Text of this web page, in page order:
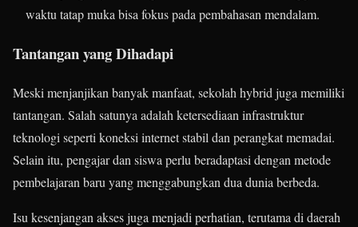
waktu tatap muka bisa fokus pada pembahasan mendalam.
Tantangan yang Dihadapi
Meski menjanjikan banyak manfaat, sekolah hybrid juga memiliki
tantangan. Salah satunya adalah ketersediaan infrastruktur
teknologi seperti koneksi internet stabil dan perangkat memadai.
Selain itu, pengajar dan siswa perlu beradaptasi dengan metode
pembelajaran baru yang menggabungkan dua dunia berbeda.
Isu kesenjangan akses juga menjadi perhatian, terutama di daerah